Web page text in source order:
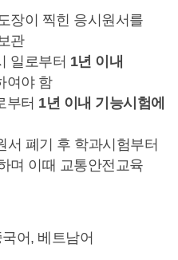
장이 찍힌 응시원서를
관
일로부터 1년 이내
여야 함
부터 1년 이내 기능시험에
서 폐기 후 학과시험부터
며 이때 교통안전교육
어, 베트남어